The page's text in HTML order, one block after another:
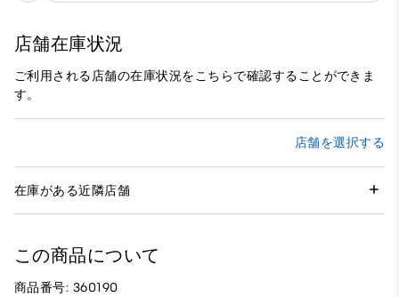
店舗在庫状況
ご利用される店舗の在庫状況をこちらで確認することができま
す。
店舗を選択する
在庫がある近隣店舗
この商品について
商品番号: 360190